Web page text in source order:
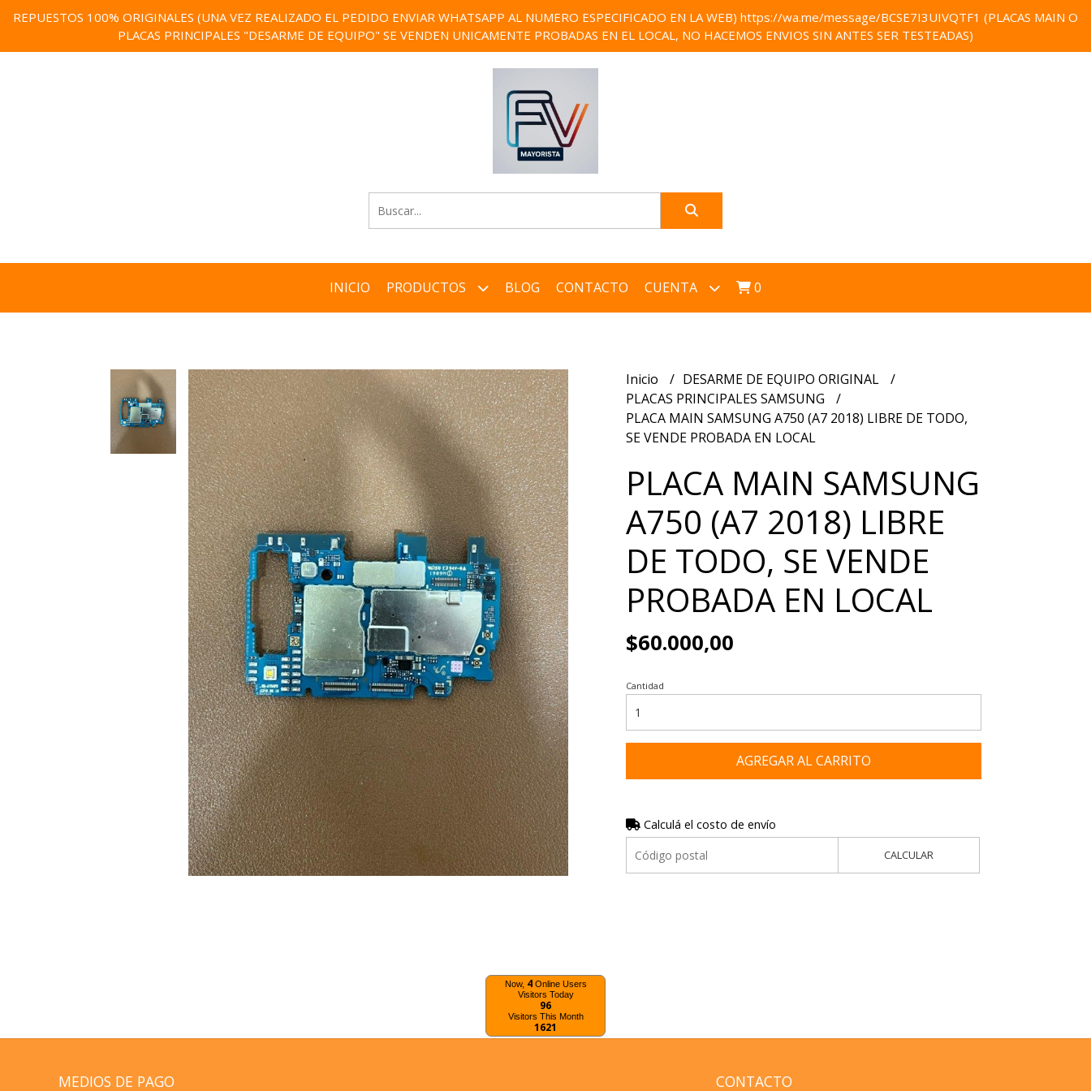
REPUESTOS 100% ORIGINALES (UNA VEZ REALIZADO EL PEDIDO ENVIAR WHATSAPP AL NUMERO ESPECIFICADO EN LA WEB) https://wa.me/message/BCSE7I3UIVQTF1 (PLACAS MAIN O
PLACAS PRINCIPALES "DESARME DE EQUIPO" SE VENDEN UNICAMENTE PROBADAS EN EL LOCAL, NO HACEMOS ENVIOS SIN ANTES SER TESTEADAS)
INICIO PRODUCTOS BLOG CONTACTO CUENTA 0
Inicio
DESARME DE EQUIPO ORIGINAL
PLACAS PRINCIPALES SAMSUNG
PLACA MAIN SAMSUNG A750 (A7 2018) LIBRE DE TODO,
SE VENDE PROBADA EN LOCAL
PLACA MAIN SAMSUNG
A750 (A7 2018) LIBRE
DE TODO, SE VENDE
PROBADA EN LOCAL
$60.000,00
Cantidad
AGREGAR AL CARRITO
Calculá el costo de envío
CALCULAR
Now, 4Online Users
Visitors Today
96
Visitors This Month
1621
MEDIOS DE PAGO CONTACTO